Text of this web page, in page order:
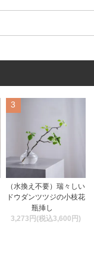
3
（水換え不要）瑞々しい
ドウダンツツジの小枝花
瓶挿し
3,273円(税込3,600円)